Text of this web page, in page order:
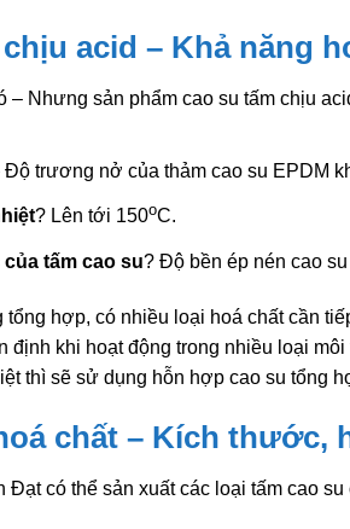
acid – Khả năng
– Nhưng sản phẩm cao su tấm chịu
Độ trương nở của thảm cao su EPDM
? Lên tới 150oC.
tấm cao su? Độ bền ép nén cao
hợp, có nhiều loại hoá chất cần
định khi hoạt động trong nhiều loại
thì sẽ sử dụng hỗn hợp cao su tổng
chất – Kích thước,
Đạt có thể sản xuất các loại tấm cao